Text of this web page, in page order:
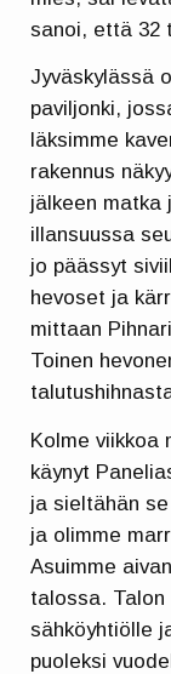
sanoi, että 32
Jyväskylässä
paviljonki,
läksimme
rakennus
jälkeen matka
illansuussa
jo päässyt
hevoset ja
mittaan
Toinen
Kolme viikkoa
käynyt
ja sieltähän
ja olimme
Asuimme
talossa. Talon
sähköyhtiölle
puoleksi